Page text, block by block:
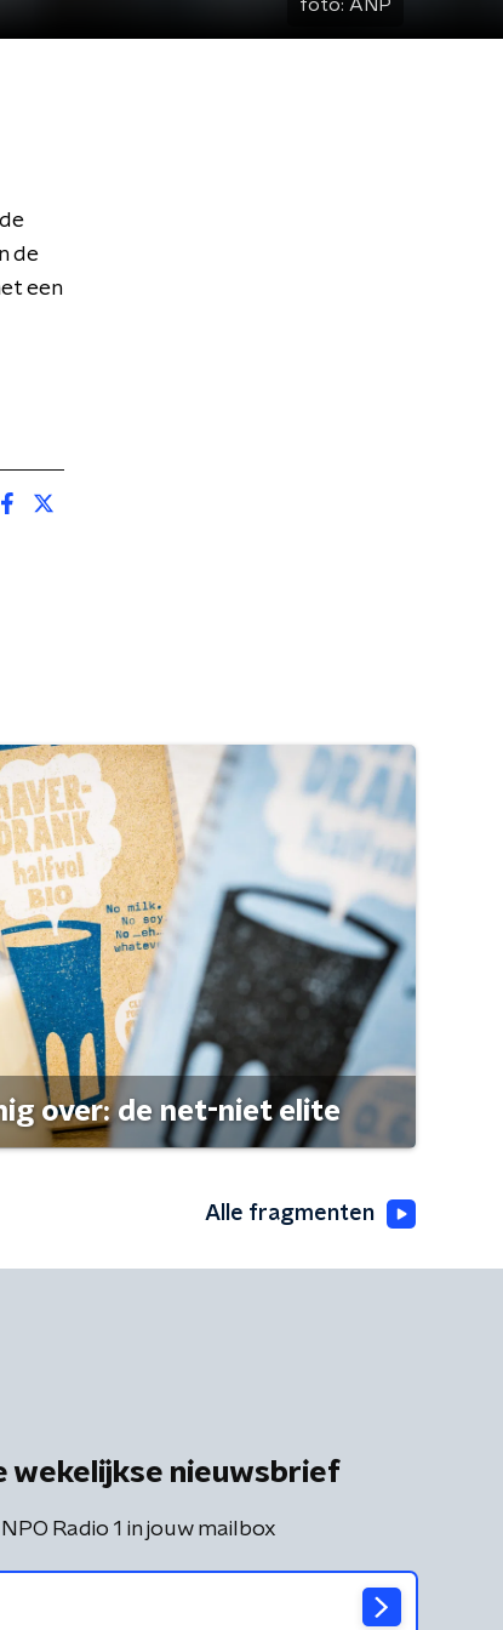
foto: ANP
de
een
over: de net-niet elite
Alle fragmenten
wekelijkse nieuwsbrief
Radio 1 in jouw mailbox